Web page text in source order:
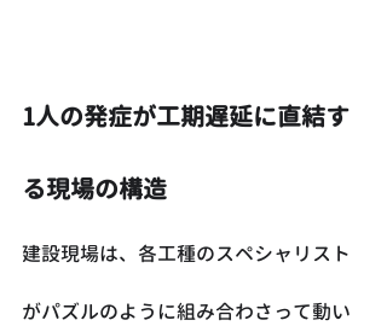
1人の発症が工期遅延に直結す
る現場の構造
建設現場は、各工種のスペシャリスト
がパズルのように組み合わさって動い